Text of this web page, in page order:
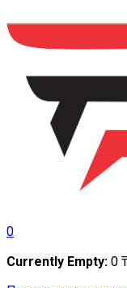
0
Currently Empty: 0